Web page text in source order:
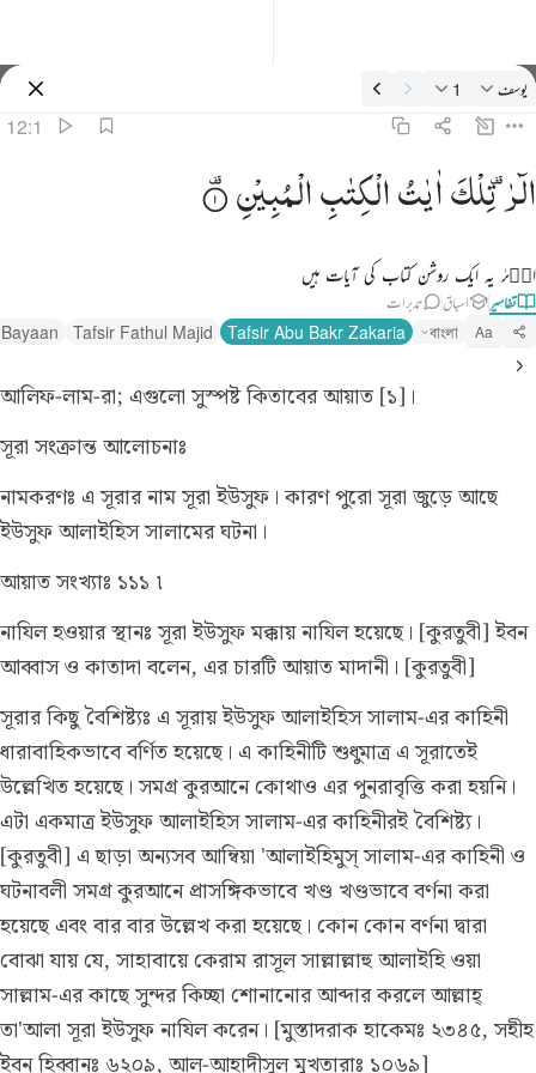
تفسیر: يوسف 12:1
يوسف 1
12:1
الر تلك ايات الكتاب المبين ١
الٓر ۚ تِلْكَ ءَايَـٰتُ ٱلْكِتَـٰبِ ٱلْمُبِينِ ١
الٓرٰ ۫تِلْكَاٰیٰتُالْكِتٰبِالْمُبِیْنِ
الۗرٰ یہ ایک روشن کتاب کی آیات ہیں
تفاسیر اسباق تدبرات
Aa
বাংলা
Tafsir Abu Bakr Zakaria
Tafsir Fathul Majid
আলিফ-লাম-রা; এগুলো সুস্পষ্ট কিতাবের আয়াত [১]।
সূরা সংক্রান্ত আলোচনাঃ
নামকরণঃ এ সূরার নাম সূরা ইউসুফ। কারণ পুরো সূরা জুড়ে আছে
ইউসুফ আলাইহিস সালামের ঘটনা।
আয়াত সংখ্যাঃ ১১১ ৷
নাযিল হওয়ার স্থানঃসূরা ইউসুফ মক্কায় নাযিল হয়েছে। [কুরতুবী] ইবন
আব্বাস ও কাতাদা বলেন, এর চারটি আয়াত মাদানী। [কুরতুবী]
সূরার কিছু বৈশিষ্ট্যঃ এ সূরায় ইউসুফ আলাইহিস সালাম-এর কাহিনী
ধারাবাহিকভাবে বর্ণিত হয়েছে। এ কাহিনীটি শুধুমাত্র এ সূরাতেই
উল্লেখিত হয়েছে। সমগ্র কুরআনে কোথাও এর পুনরাবৃত্তি করা হয়নি।
এটা একমাত্র ইউসুফ আলাইহিস সালাম-এর কাহিনীরই বৈশিষ্ট্য।
[কুরতুবী] এ ছাড়া অন্যসব আম্বিয়া 'আলাইহিমুস্ সালাম-এর কাহিনী ও
ঘটনাবলী সমগ্র কুরআনে প্রাসঙ্গিকভাবে খণ্ড খণ্ডভাবে বর্ণনা করা
হয়েছে এবং বার বার উল্লেখ করা হয়েছে। কোন কোন বর্ণনা দ্বারা
বোঝা যায় যে, সাহাবায়ে কেরাম রাসূল সাল্লাল্লাহু আলাইহি ওয়া
সাল্লাম-এর কাছে সুন্দর কিচ্ছা শোনানোর আব্দার করলে আল্লাহ্
তা'আলা সূরা ইউসুফ নাযিল করেন। [মুস্তাদরাক হাকেমঃ ২৩৪৫, সহীহ
ইবন হিব্বানঃ ৬২০৯, আল-আহাদীসুল মুখতারাঃ ১০৬৯]